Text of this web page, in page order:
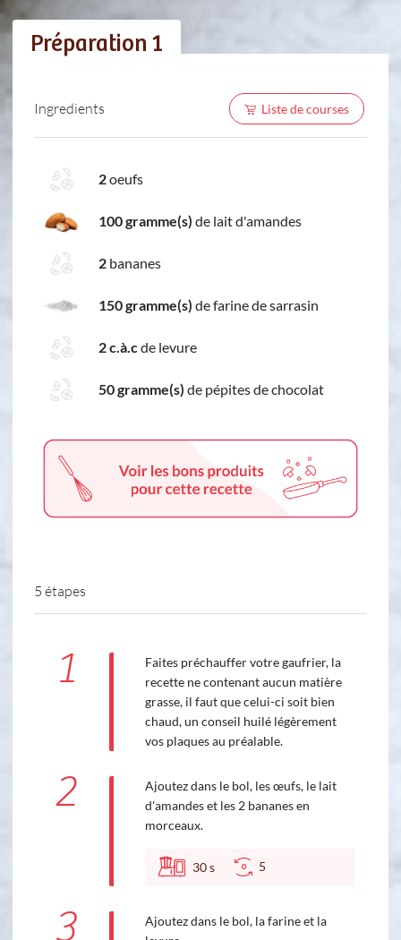
Préparation 1
Ingredients Liste de courses
2oeufs
100 gramme(s) de lait d'amandes
2 bananes
150 gramme(s) de farine de sarrasin
2 c.à.cde levure
50 gramme(s) de pépites de chocolat
5 étapes
1
Faites préchauffer votre gaufrier, la
recette ne contenant aucun matière
grasse, il faut que celui-ci soit bien
chaud, un conseil huilé légèrement
vos plaques au préalable.
2
Ajoutez dans le bol, les œufs, le lait
d'amandes et les 2 bananes en
morceaux.
30s 5
3
Ajoutez dans le bol, la farine et la